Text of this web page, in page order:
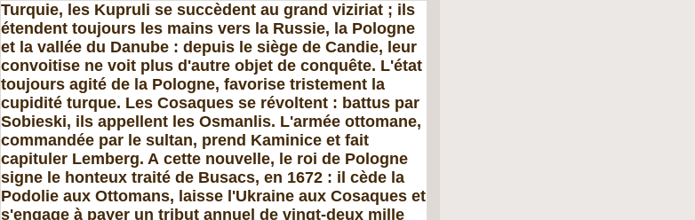
Turquie, les Kupruli se succèdent au grand viziriat ; ils
étendent toujours les mains vers la Russie, la Pologne
et la vallée du Da­nube : depuis le siège de Candie, leur
convoitise ne voit plus d'au­tre objet de conquête. L'état
toujours agité de la Pologne, favorise tristement la
cupidité turque. Les Cosaques se révoltent : battus par
Sobieski, ils appellent les Osmanlis. L'armée ottomane,
com­mandée par le sultan, prend Kaminice et fait
capituler Lemberg. A cette nouvelle, le roi de Pologne
signe le honteux traité de Busacs, en 1672 : il cède la
Podolie aux Ottomans, laisse l'Ukraine aux Cosaques et
s'engage à payer un tribut annuel de vingt-deux mille